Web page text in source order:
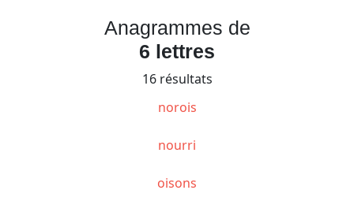
Anagrammes de
6 lettres
16 résultats
norois
nourri
oisons